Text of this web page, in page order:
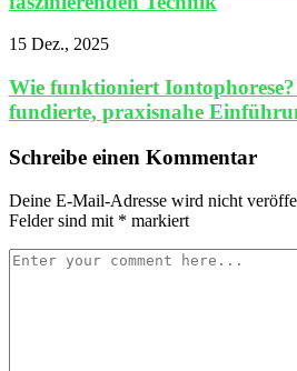
15 Dez., 2025
Wie funktioniert
fundierte, praxisnahe
Schreibe einen Kommentar
Deine E-Mail-Adresse wird nicht
Felder sind mit * markiert